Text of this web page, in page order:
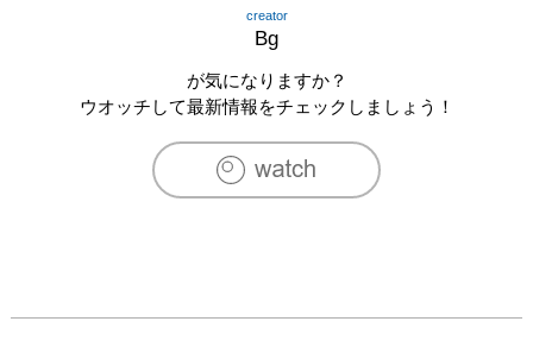
creator
Bg
が気になりますか？
ウオッチして最新情報をチェックしましょう！